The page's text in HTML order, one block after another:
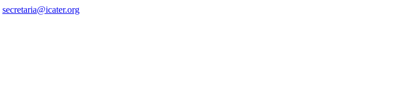
secretaria@icater.org